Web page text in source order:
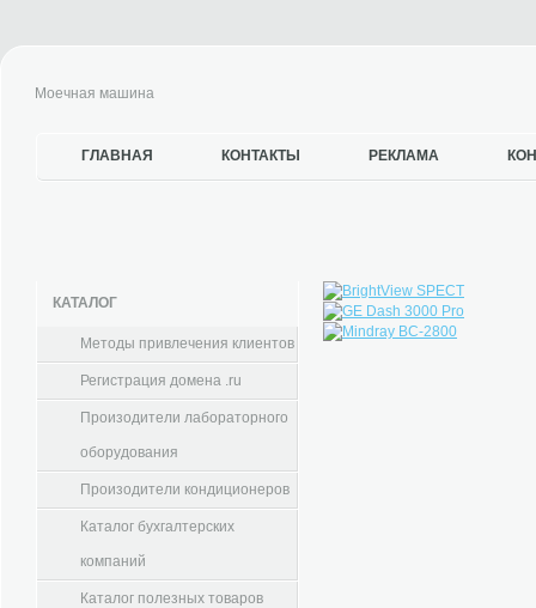
Моечная машина
ГЛАВНАЯ КОНТАКТЫ РЕКЛАМА
КАТАЛОГ
Методы привлечения клиентов
Регистрация домена .ru
Произодители лабораторного
оборудования
Произодители кондиционеров
Каталог бухгалтерских
компаний
Каталог полезных товаров